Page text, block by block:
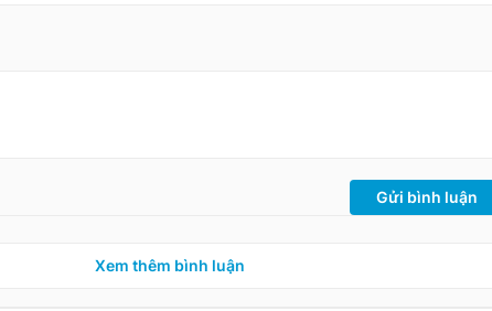
Gửi bình luận
Xem thêm bình luận